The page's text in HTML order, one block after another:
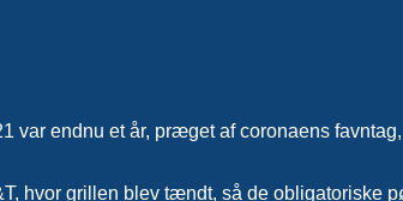
var endnu et år, præget af coronaens
hvor grillen blev tændt, så de obligatoriske